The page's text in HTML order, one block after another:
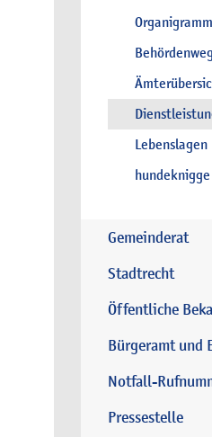
Organigramm
Lebenslagen
hundeknigge
Gemeinderat
Stadtrecht
Öffentliche
Bürgeramt und
Notfall-
Pressestelle